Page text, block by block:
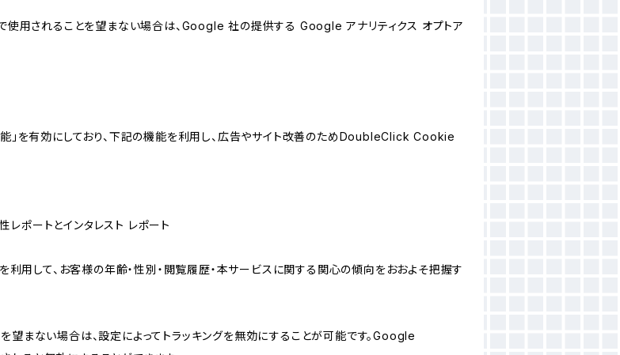
使用されることを望まない場合は、Google 社の提供する Google アナリティクス オプトア
」を有効にしており、下記の機能を利用し、広告やサイト改善のためDoubleClick Cookie
ポートとインタレスト レポート
して、お客様の年齢・性別・閲覧履歴・本サービスに関する関心の傾向をおおよそ把握す
まない場合は、設定によってトラッキングを無効にすることが可能です。Google